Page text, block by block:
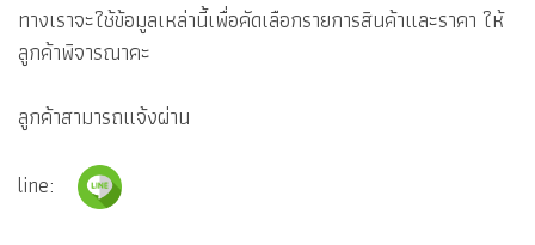
ทางเราจะใช้ข้อมูลเหล่านี้เพื่อคัดเลือกรายการสินค้าและราคา ให้
ลูกค้าพิจารณาคะ
ลูกค้าสามารถแจ้งผ่าน
line: